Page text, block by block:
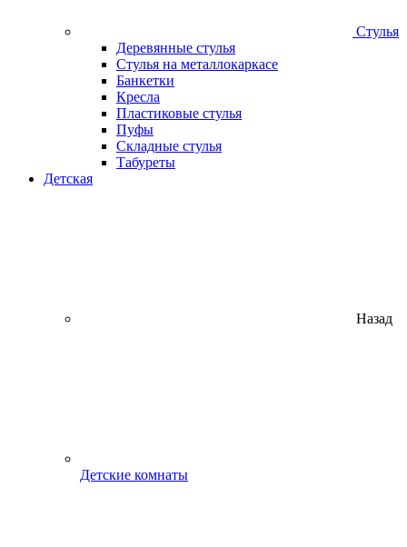
Стулья
Деревянные стулья
Стулья на металлокаркасе
Банкетки
Кресла
Пластиковые стулья
Пуфы
Складные стулья
Табуреты
Детская
Назад
Детские комнаты